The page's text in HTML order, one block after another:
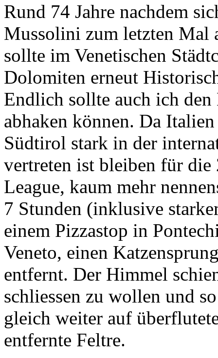
Rund 74 Jahre nachdem
Mussolini zum letzten Mal
sollte im Venetischen
Dolomiten erneut
Endlich sollte auch ich
abhaken können. Da
Südtirol stark in der
vertreten ist bleiben für
League, kaum mehr
7 Stunden (inklusive
einem Pizzastop in
Veneto, einen
entfernt. Der Himmel
schliessen zu wollen und
gleich weiter auf
entfernte Feltre.